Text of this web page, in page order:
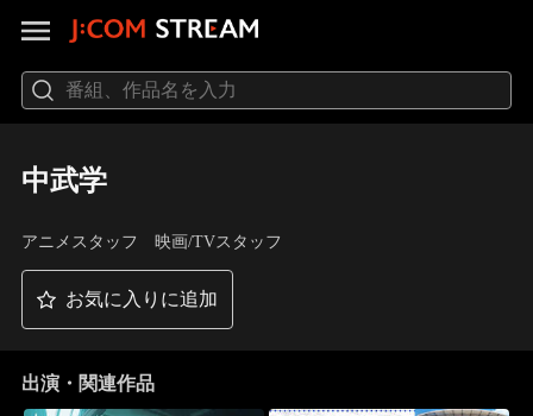
中武学
アニメスタッフ 映画/TVスタッフ
お気に入りに追加
出演・関連作品